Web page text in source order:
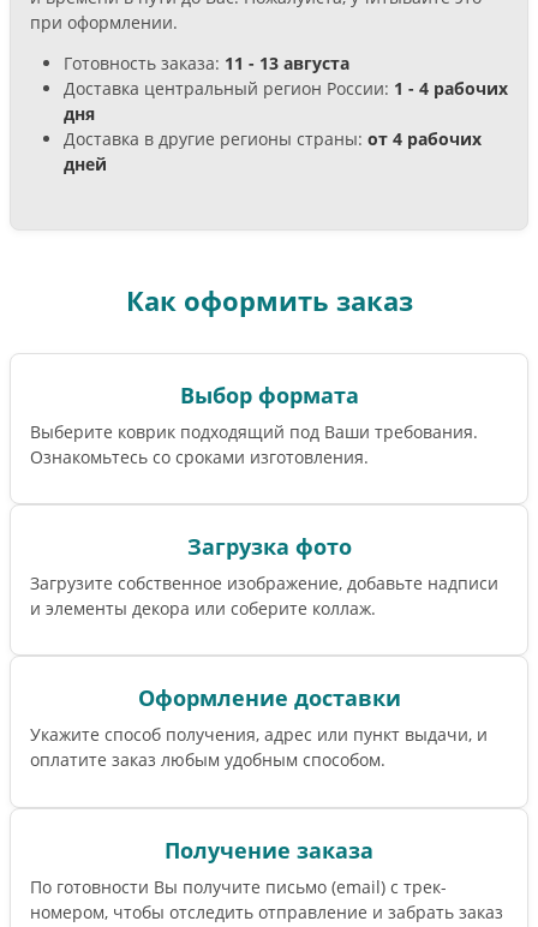
при оформлении.
Готовность заказа: 11 - 13 августа
Доставка центральный регион России: 1 - 4 рабочих
дня
Доставка в другие регионы страны: от 4 рабочих
дней
Как оформить заказ
Выбор формата
Выберите коврик подходящий под Ваши требования.
Ознакомьтесь со сроками изготовления.
Загрузка фото
Загрузите собственное изображение, добавьте надписи
и элементы декора или соберите коллаж.
Оформление доставки
Укажите способ получения, адрес или пункт выдачи, и
оплатите заказ любым удобным способом.
Получение заказа
По готовности Вы получите письмо (email) c трек-
номером, чтобы отследить отправление и забрать заказ